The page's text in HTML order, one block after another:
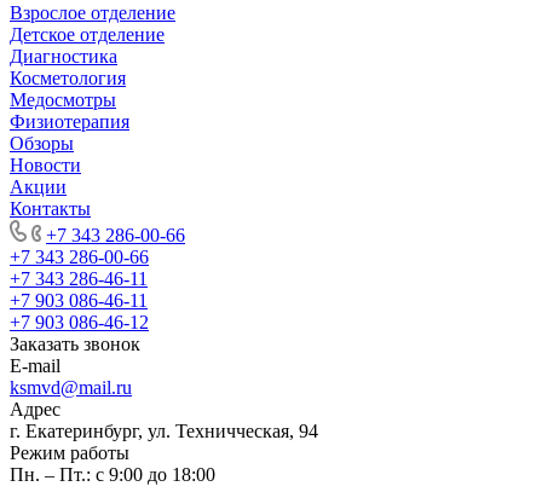
Взрослое отделение
Детское отделение
Диагностика
Косметология
Медосмотры
Физиотерапия
Обзоры
Новости
Акции
Контакты
+7 343 286-00-66
+7 343 286-00-66
+7 343 286-46-11
+7 903 086-46-11
+7 903 086-46-12
Заказать звонок
E-mail
ksmvd@mail.ru
Адрес
г. Екатеринбург, ул. Техничческая, 94
Режим работы
Пн. – Пт.: с 9:00 до 18:00